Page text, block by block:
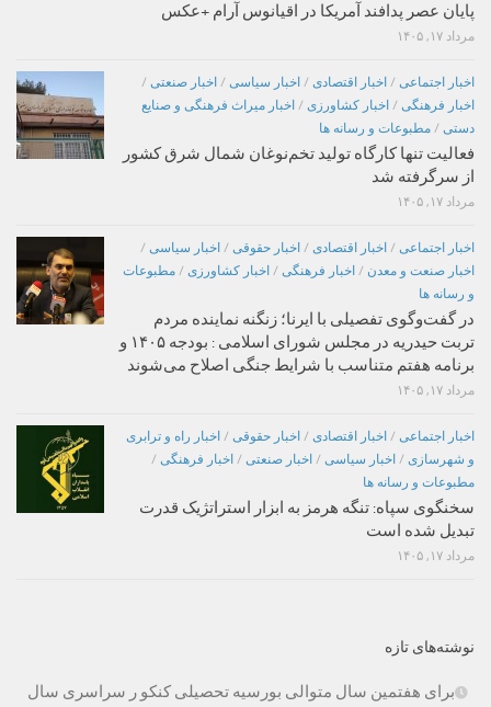
پایان عصر پدافند آمریکا در اقیانوس آرام +عکس
مرداد ۱۷, ۱۴۰۵
اخبار اجتماعی / اخبار اقتصادی / اخبار سیاسی / اخبار صنعتی /
اخبار فرهنگی / اخبار کشاورزی / اخبار میراث فرهنگی و صنایع
دستی / مطبوعات و رسانه ها
فعالیت تنها کارگاه تولید تخم‌نوغان شمال شرق کشور
از سرگرفته شد
مرداد ۱۷, ۱۴۰۵
اخبار اجتماعی / اخبار اقتصادی / اخبار حقوقی / اخبار سیاسی /
اخبار صنعت و معدن / اخبار فرهنگی / اخبار کشاورزی / مطبوعات
و رسانه ها
در گفت‌وگوی تفصیلی با ایرنا؛ زنگنه نماینده مردم
تربت حیدریه در مجلس شورای اسلامی : بودجه ۱۴۰۵ و
برنامه هفتم متناسب با شرایط جنگی اصلاح می‌شوند
مرداد ۱۷, ۱۴۰۵
اخبار اجتماعی / اخبار اقتصادی / اخبار حقوقی / اخبار راه و ترابری
و شهرسازی / اخبار سیاسی / اخبار صنعتی / اخبار فرهنگی /
مطبوعات و رسانه ها
سخنگوی سپاه: تنگه هرمز به ابزار استراتژیک قدرت
تبدیل شده است
مرداد ۱۷, ۱۴۰۵
نوشته‌های تازه
برای هفتمین سال متوالی بورسیه تحصیلی کنکو ر سراسری سال